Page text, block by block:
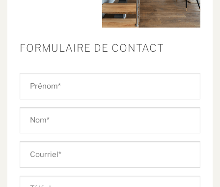
FORMULAIRE DE CONTACT